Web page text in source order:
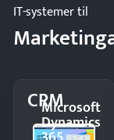
IT-systemer til
CRM
Microsoft
Dynamics